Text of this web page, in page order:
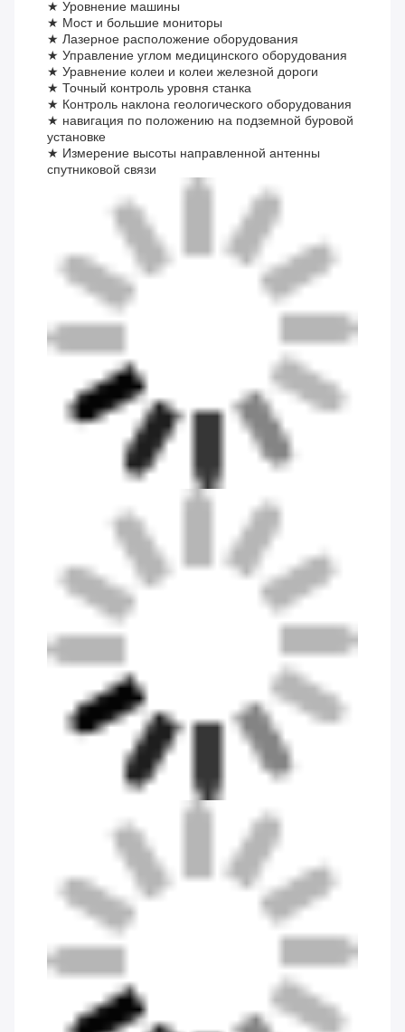
★ Уровнение машины
★ Мост и большие мониторы
★ Лазерное расположение оборудования
★ Управление углом медицинского оборудования
★ Уравнение колеи и колеи железной дороги
★ Точный контроль уровня станка
★ Контроль наклона геологического оборудования
★ навигация по положению на подземной буровой
установке
★ Измерение высоты направленной антенны
спутниковой связи